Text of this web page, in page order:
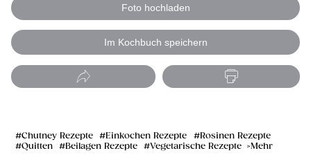
Foto hochladen
Im Kochbuch speichern
Chutney Rezepte Einkochen Rezepte
Rosinen Rezepte
Quitten
Beilagen Rezepte Vegetarische Rezepte Mehr